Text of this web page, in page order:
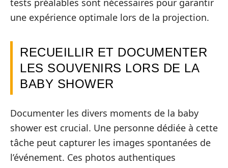
une expérience optimale lors de la projection.
RECUEILLIR ET DOCUMENTER
LES SOUVENIRS LORS DE LA
BABY SHOWER
Documenter les divers moments de la baby
shower est crucial. Une personne dédiée à cette
tâche peut capturer les images spontanées de
l’événement. Ces photos authentiques